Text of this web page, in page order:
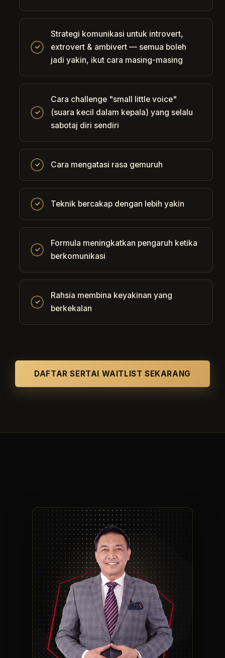
✓
Strategi komunikasi untuk introvert,
extrovert & ambivert — semua boleh
jadi yakin, ikut cara masing-masing
✓
Cara challenge "small little voice"
(suara kecil dalam kepala) yang selalu
sabotaj diri sendiri
✓ Cara mengatasi rasa gemuruh
✓ Teknik bercakap dengan lebih yakin
✓
Formula meningkatkan pengaruh ketika
berkomunikasi
✓
Rahsia membina keyakinan yang
berkekalan
DAFTAR SERTAI WAITLIST SEKARANG